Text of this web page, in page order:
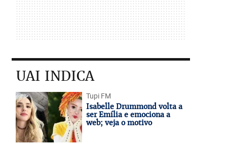
UAI INDICA
Tupi FM
Isabelle Drummond volta a
ser Emília e emociona a
web; veja o motivo